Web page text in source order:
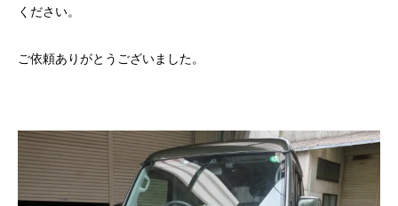
ください。
ご依頼ありがとうございました。